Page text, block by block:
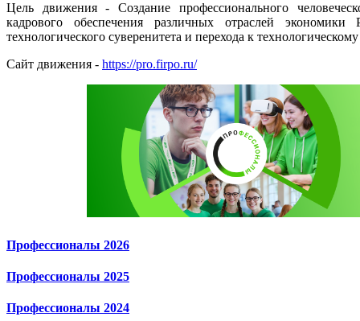
Цель движения -Создание профессионального
кадрового обеспечения различных отраслей
технологического суверенитета и перехода к
Сайт движения - https://pro.firpo.ru/
Профессионалы 2026
Профессионалы 2025
Профессионалы 2024